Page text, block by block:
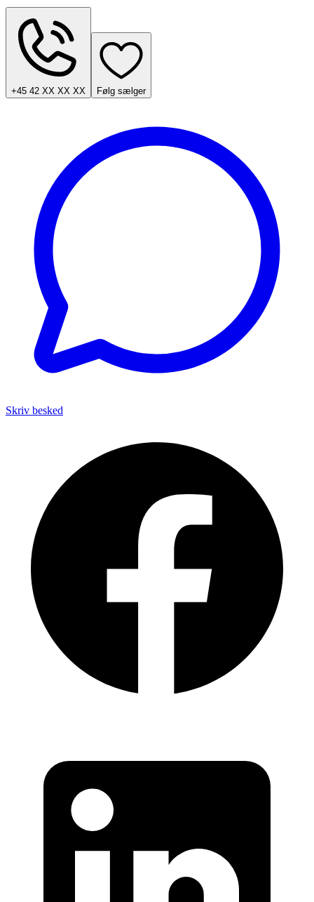
+45 42 XX XX XX Følg sælger
Skriv besked